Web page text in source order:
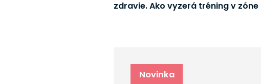
zdravie. Ako vyzerá tréning v
Novinka